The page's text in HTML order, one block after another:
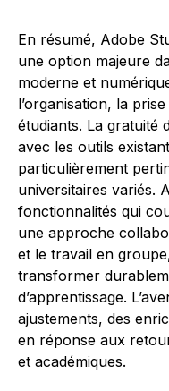
En résumé, Adobe
une option majeure
moderne et
l’organisation, la
étudiants. La gratuité
avec les outils
particulièrement
universitaires variés.
fonctionnalités qui
une approche
et le travail en
transformer
d’apprentissage.
ajustements, des
en réponse aux
et académiques.